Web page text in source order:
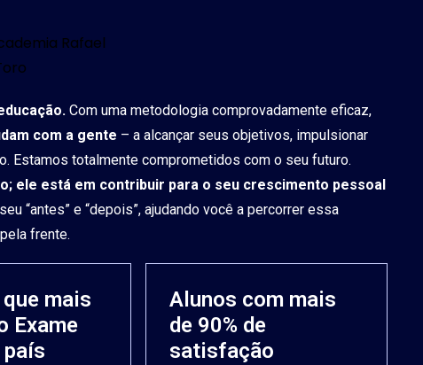
Com uma metodologia comprovadamente eficaz,
com a gente – a alcançar seus objetivos, impulsionar
Estamos totalmente comprometidos com o seu futuro.
ele está em contribuir para o seu crescimento pessoal
“antes” e “depois”, ajudando você a percorrer essa
frente.
mais
Exame
país
Alunos com mais
de 90% de
satisfação